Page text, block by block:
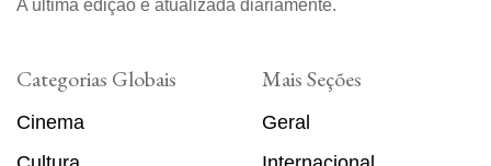
A última edição é atualizada diariamente.
Categorias Globais
Cinema
Mais Seções
Geral